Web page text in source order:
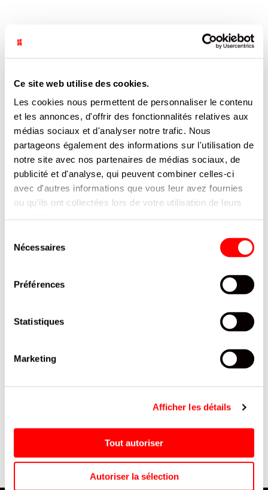
Ce site web utilise des cookies.
Les cookies nous permettent de personnaliser le contenu
et les annonces, d'offrir des fonctionnalités relatives aux
médias sociaux et d'analyser notre trafic. Nous
partageons également des informations sur l'utilisation de
notre site avec nos partenaires de médias sociaux, de
publicité et d'analyse, qui peuvent combiner celles-ci
avec d'autres informations que vous leur avez fournies
ou qu'ils ont collectées lors de votre utilisation de leurs
Nécessaires
Préférences
Statistiques
Marketing
Afficher les détails
Tout autoriser
Autoriser la sélection
CARACTÉRISTIQUES
Plus
d’informations
54064157
25
Belgique
Non
73
49
RIZLA
0.018
DOCUMENTATION
INTERESSER